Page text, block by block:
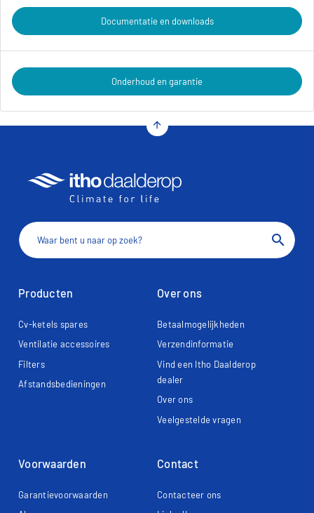
Documentatie en downloads
Onderhoud en garantie
arrow_upward
search
Producten
Cv-ketels spares
Ventilatie accessoires
Filters
Afstandsbedieningen
Over ons
Betaalmogelijkheden
Verzendinformatie
Vind een Itho Daalderop
dealer
Over ons
Veelgestelde vragen
Voorwaarden
Garantievoorwaarden
Contact
Contacteer ons